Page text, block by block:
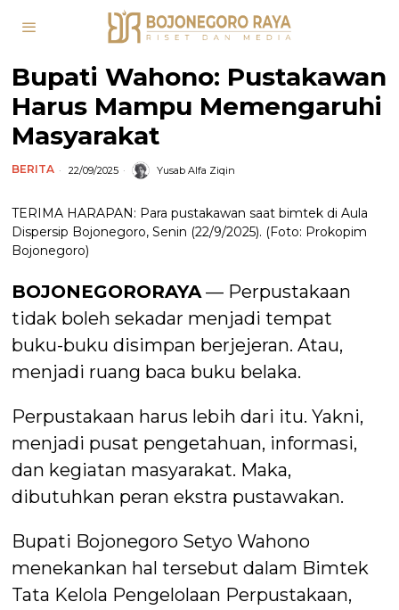
Bupati Wahono: Pustakawan
Harus Mampu Memengaruhi
Masyarakat
BERITA 22/09/2025 Yusab Alfa Ziqin
TERIMA HARAPAN: Para pustakawan saat bimtek di Aula
Dispersip Bojonegoro, Senin (22/9/2025). (Foto: Prokopim
Bojonegoro)
BOJONEGORORAYA— Perpustakaan
tidak boleh sekadar menjadi tempat
buku-buku disimpan berjejeran. Atau,
menjadi ruang baca buku belaka.
Perpustakaan harus lebih dari itu. Yakni,
menjadi pusat pengetahuan, informasi,
dan kegiatan masyarakat. Maka,
dibutuhkan peran ekstra pustawakan.
Bupati Bojonegoro Setyo Wahono
menekankan hal tersebut dalam Bimtek
Tata Kelola Pengelolaan Perpustakaan,